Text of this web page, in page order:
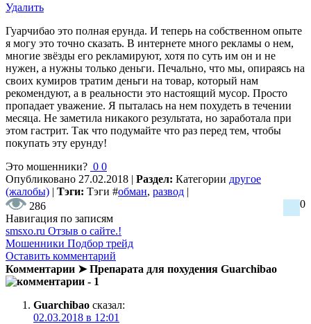
Удалить
Гуарчибао это полная ерунда. И теперь на собственном опыте
я могу это точно сказать. В интернете много рекламы о нем,
многие звёзды его рекламируют, хотя по суть им он и не
нужен, а нужны только деньги. Печально, что мы, опираясь на
своих кумиров тратим деньги на товар, который нам
рекомендуют, а в реальности это настоящий мусор. Просто
пропадает уважение. Я пыталась на нем похудеть в течении
месяца. Не заметила никакого результата, но заработала при
этом гастрит. Так что подумайте что раз перед тем, чтобы
покупать эту ерунду!
Это мошенники? 0 0
Опубликовано 27.02.2018 | Раздел: Категории другое
(жалобы) | Тэги: Тэги #обман, развод |
286
0
Навигация по записям
smsxo.ru Отзыв о сайте.!
Мошенники Подбор трейд
Оставить комментарий
Комментарии ➤ Препарата для похудения Guarchibao
- 1
Guarchibao сказал:
02.03.2018 в 12:01